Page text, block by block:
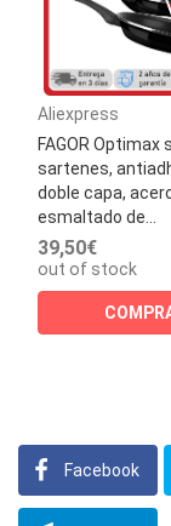
Aliexpress
FAGOR Optimax
sartenes,
doble capa,
esmaltado de...
39,50€
out of stock
Facebook